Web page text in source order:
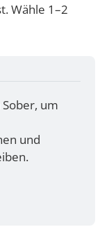
Wähle 1–2
um
und